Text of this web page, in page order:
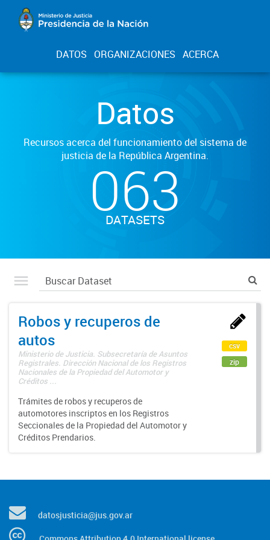
DATOS ORGANIZACIONES ACERCA
Datos
Recursos acerca del funcionamiento del sistema de
justicia de la República Argentina.
063
DATASETS
Robos y recuperos de
autos
Ministerio de Justicia. Subsecretaría de Asuntos
Registrales. Dirección Nacional de los Registros
Nacionales de la Propiedad del Automotor y
Créditos ...
Trámites de robos y recuperos de
automotores inscriptos en los Registros
Seccionales de la Propiedad del Automotor y
Créditos Prendarios.
csv
zip
datosjusticia@jus.gov.ar